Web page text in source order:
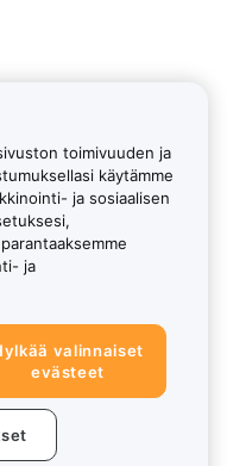
toimivuuden ja
käytämme
ja sosiaalisen
ja
valinnaiset
evästeet